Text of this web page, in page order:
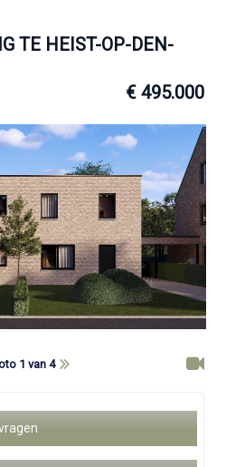
TE HEIST-OP-DEN-
€ 495.000
1 van 4